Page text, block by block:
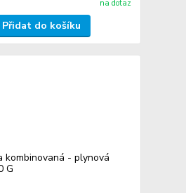
na dotaz
Přidat do košíku